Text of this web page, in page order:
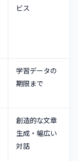
ビス
学習データの
期限まで
創造的な文章
生成・幅広い
対話